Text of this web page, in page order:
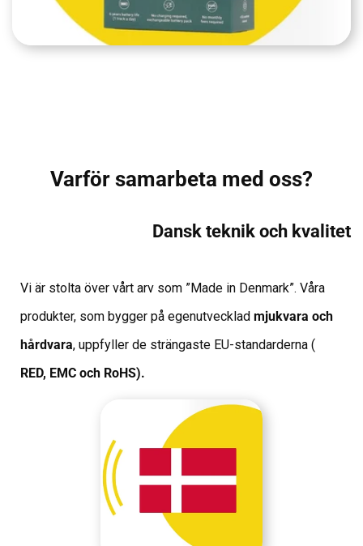
Varför samarbeta med oss?
Dansk teknik och kvalitet
Vi är stolta över vårt arv som ”Made in Denmark”. Våra
produkter, som bygger på egenutvecklad mjukvara och
hårdvara, uppfyller de strängaste EU-standarderna (
RED, EMC och RoHS).